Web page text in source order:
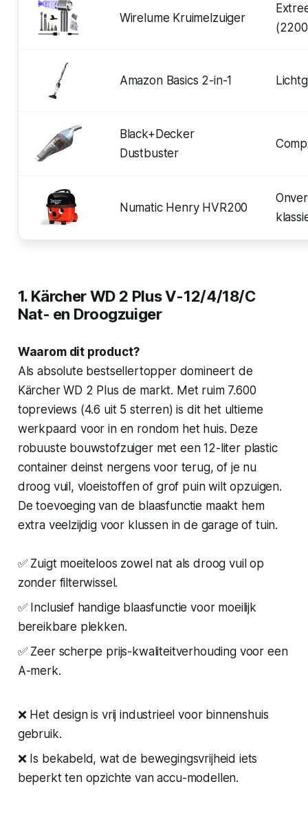
Wirelume Kruimelzuiger
Amazon Basics 2-in-1
Black+Decker
Dustbuster
Numatic Henry HVR200
1. Kärcher WD 2 Plus V-12/4/18/C
Nat- en Droogzuiger
Waarom dit product?
Als absolute bestsellertopper domineert de
Kärcher WD 2 Plus de markt. Met ruim 7.600
topreviews (4.6 uit 5 sterren) is dit het ultieme
werkpaard voor in en rondom het huis. Deze
robuuste bouwstofzuiger met een 12-liter plastic
container deinst nergens voor terug, of je nu
droog vuil, vloeistoffen of grof puin wilt opzuigen.
De toevoeging van de blaasfunctie maakt hem
extra veelzijdig voor klussen in de garage of tuin.
✅ Zuigt moeiteloos zowel nat als droog vuil op
zonder filterwissel.
✅ Inclusief handige blaasfunctie voor moeilijk
bereikbare plekken.
✅ Zeer scherpe prijs-kwaliteitverhouding voor een
A-merk.
❌ Het design is vrij industrieel voor binnenshuis
gebruik.
❌ Is bekabeld, wat de bewegingsvrijheid iets
beperkt ten opzichte van accu-modellen.